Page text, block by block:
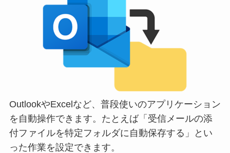
OutlookやExcelなど、普段使いのアプリケーション
を自動操作できます。たとえば「受信メールの添
付ファイルを特定フォルダに自動保存する」とい
った作業を設定できます。